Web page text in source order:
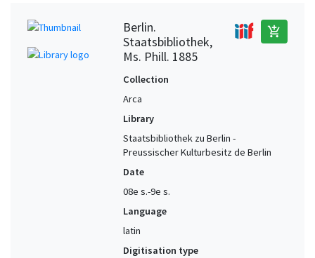
Berlin.
Staatsbibliothek,
Ms. Phill. 1885
add_shopping_cart
Collection
Arca
Library
Staatsbibliothek zu Berlin -
Preussischer Kulturbesitz de Berlin
Date
08e s.-9e s.
Language
latin
Digitisation type